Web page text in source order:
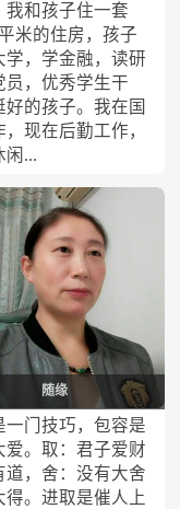
我和孩子住一套
米的住房，孩子
学，学金融，读研
员，优秀学生干
好的孩子。我在国
，现在后勤工作，
闲...
随缘
一门技巧，包容是
爱。取：君子爱财
道，舍：没有大舍
得。进取是催人上